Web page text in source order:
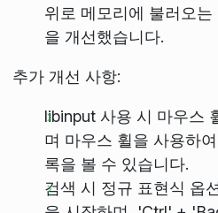
위로 메모리에 불러오
을 개선했습니다.
추가 개선 사항:
libinput 사용 시 마우스
며 마우스 휠을 사용하
록을 볼 수 있습니다.
검색 시 정규 표현식 옵